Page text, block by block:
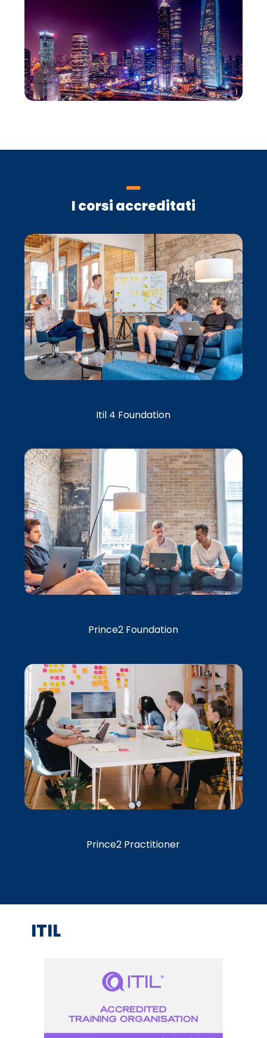
I corsi accreditati
Itil 4 Foundation
Prince2 Foundation
Prince2 Practitioner
ITIL